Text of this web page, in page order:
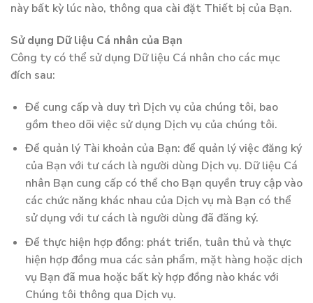
này bất kỳ lúc nào, thông qua cài đặt Thiết bị của Bạn.
Sử dụng Dữ liệu Cá nhân của Bạn
Công ty có thể sử dụng Dữ liệu Cá nhân cho các mục
đích sau:
Để cung cấp và duy trì Dịch vụ của chúng tôi, bao
gồm theo dõi việc sử dụng Dịch vụ của chúng tôi.
Để quản lý Tài khoản của Bạn: để quản lý việc đăng ký
của Bạn với tư cách là người dùng Dịch vụ. Dữ liệu Cá
nhân Bạn cung cấp có thể cho Bạn quyền truy cập vào
các chức năng khác nhau của Dịch vụ mà Bạn có thể
sử dụng với tư cách là người dùng đã đăng ký.
Để thực hiện hợp đồng: phát triển, tuân thủ và thực
hiện hợp đồng mua các sản phẩm, mặt hàng hoặc dịch
vụ Bạn đã mua hoặc bất kỳ hợp đồng nào khác với
Chúng tôi thông qua Dịch vụ.